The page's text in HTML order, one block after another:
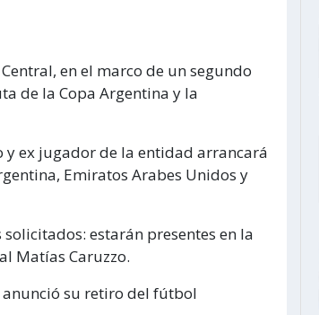
en el marco de un segundo
de la Copa Argentina y la
y ex jugador de la entidad arrancará
Emiratos Arabes Unidos y
estarán presentes en la
Matías Caruzzo.
anunció su retiro del fútbol